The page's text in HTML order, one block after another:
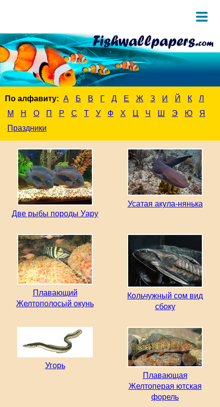
По алфавиту: А Б В Г Д Е Ж З И Й К
Л
М
Н О П Р С Т У Ф Х Ц Ч Ш Э Ю
Я
Праздники
Две рыбы породы Уару
Усатая акула-нянька
Плавающий
Желтополосый окунь
Кольчужный сом вид
сбоку
Угорь
Плавающая
Желтоперая ютская
форель